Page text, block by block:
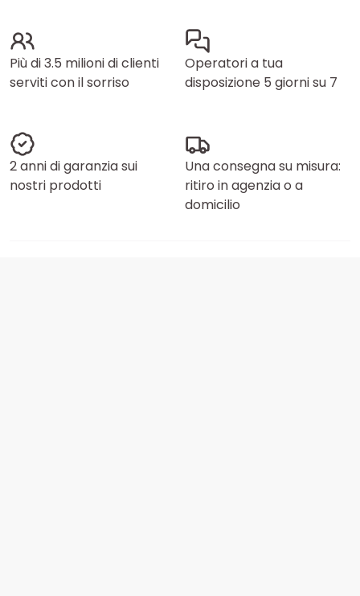
Più di 3.5 milioni di clienti
serviti con il sorriso
Operatori a tua
disposizione 5 giorni su 7
2 anni di garanzia sui
nostri prodotti
Una consegna su misura:
ritiro in agenzia o a
domicilio